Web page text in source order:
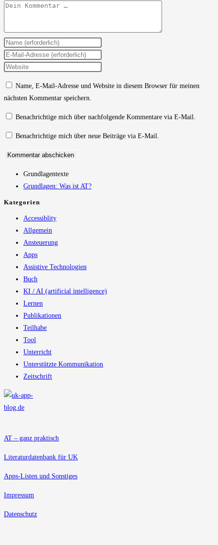
Kommentar
Gib
deinen
Namen
Benutzernamen
Kommentieren
Gib
deine
zum
ein
Gib
ein
Name, E-Mail-Adresse und Website in diesem Browser für meinen
nächsten Kommentar speichern.
Benachrichtige mich über nachfolgende Kommentare via E-Mail.
Benachrichtige mich über neue Beiträge via E-Mail.
Grundlagentexte
Grundlagen: Was ist AT?
Kategorien
Accessiblity
Allgemein
Ansteuerung
Apps
Assistive Technologien
Buch
KI / AI (artificial intelligence)
Lernen
Publikationen
Teilhabe
Tool
Unterricht
Unterstützte Kommunikation
Zeitschrift
AT – ganz praktisch
Literaturdatenbank für UK
Apps-Listen und Sonstiges
Impressum
Datenschutz